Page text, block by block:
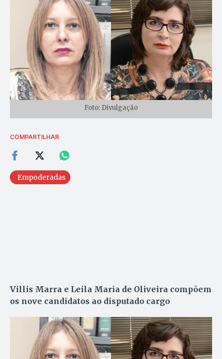
Foto: Divulgação
COMPARTILHAR
Empoderadas
Villis Marra e Leila Maria de Oliveira compõem
os nove candidatos ao disputado cargo